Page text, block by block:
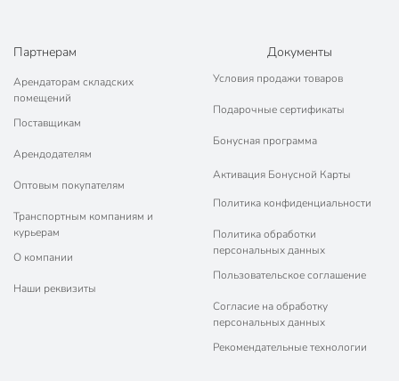
Партнерам
Арендаторам складских
помещений
Поставщикам
Арендодателям
Оптовым покупателям
Транспортным компаниям и
курьерам
О компании
Наши реквизиты
Документы
Условия продажи товаров
Подарочные сертификаты
Бонусная программа
Активация Бонусной Карты
Политика конфиденциальности
Политика обработки
персональных данных
Пользовательское соглашение
Согласие на обработку
персональных данных
Рекомендательные технологии